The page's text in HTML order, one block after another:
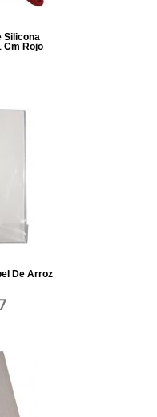
Silicona
Cm Rojo
De Arroz